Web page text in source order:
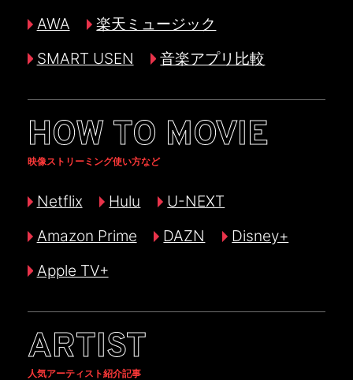
AWA
楽天ミュージック
SMART USEN
音楽アプリ比較
HOW TO MOVIE
映像ストリーミング使い方など
Netflix Hulu
U-NEXT
Amazon Prime
DAZN
Disney+
Apple TV+
ARTIST
人気アーティスト紹介記事